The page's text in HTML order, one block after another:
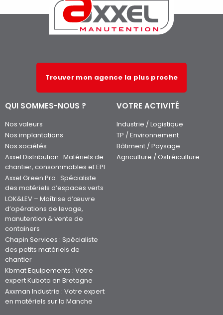
Trouver mon agence la plus proche
QUI SOMMES-NOUS ?
Nos valeurs
Nos implantations
Nos sociétés
Axxel Distribution : Matériels de
chantier, consommables et EPI
Axxel Green Pro : Spécialiste
des matériels d’espaces verts
LOK&LEV – Maîtrise d’œuvre
d’opérations de levage,
manutention & vente de
containers
Chapin Services : Spécialiste
des petits matériels de
chantier
Kbmat Equipements : Votre
expert Kubota en Bretagne
Axxman Industrie : Votre expert
en matériels sur la Manche
VOTRE ACTIVITÉ
Industrie / Logistique
TP / Environnement
Bâtiment / Paysage
Agriculture / Ostréiculture